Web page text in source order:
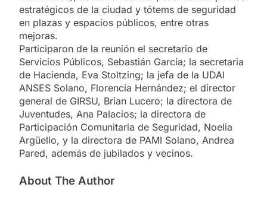
estratégicos de la ciudad y tótems de seguridad
en plazas y espacios públicos, entre otras
mejoras.
Participaron de la reunión el secretario de
Servicios Públicos, Sebastián García; la secretaria
de Hacienda, Eva Stoltzing; la jefa de la UDAI
ANSES Solano, Florencia Hernández; el director
general de GIRSU, Brian Lucero; la directora de
Juventudes, Ana Palacios; la directora de
Participación Comunitaria de Seguridad, Noelia
Argüello, y la directora de PAMI Solano, Andrea
Pared, además de jubilados y vecinos.
About The Author